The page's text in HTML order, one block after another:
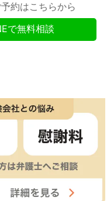
約はこちらから
で無料相談